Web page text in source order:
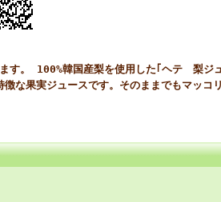
す。 100%韓国産梨を使用した｢ヘテ 梨ジ
な果実ジュースです。そのままでもマッコリ